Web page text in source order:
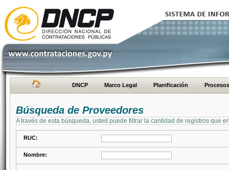
DNCP Marco Legal Planificación Procesos
Búsqueda de Proveedores
A través de esta búsqueda, usted puede filtrar la cantidad de registros que
RUC:
Nombre: